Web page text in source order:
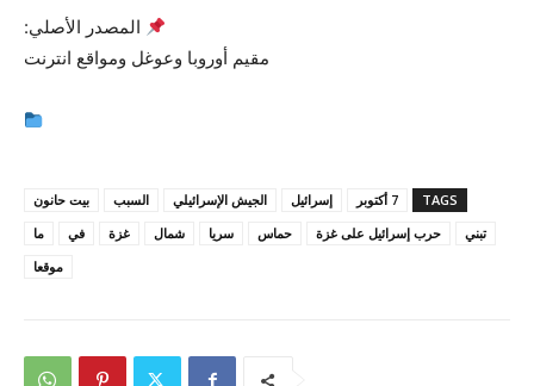
المصدر الأصلي:
مقيم أوروبا وعوغل ومواقع انترنت
TAGS 7 أكتوبر إسرائيل الجيش الإسرائيلي السبب
بيت حانون
تبني
حرب إسرائيل على غزة حماس سريا شمال غزة في
ما
موقعا